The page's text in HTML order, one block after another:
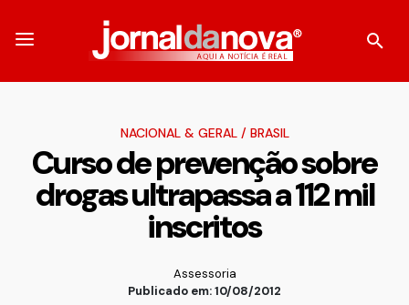
NACIONAL & GERAL/ BRASIL
Curso de prevenção sobre
drogas ultrapassa a 112 mil
inscritos
Assessoria
Publicado em: 10/08/2012